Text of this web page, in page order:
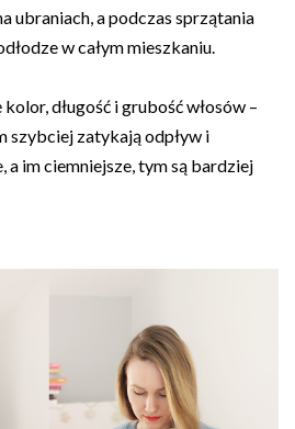
ubraniach, a podczas sprzątania
w całym mieszkaniu.
długość i grubość włosów –
szybciej zatykają odpływ i
a im ciemniejsze, tym są bardziej